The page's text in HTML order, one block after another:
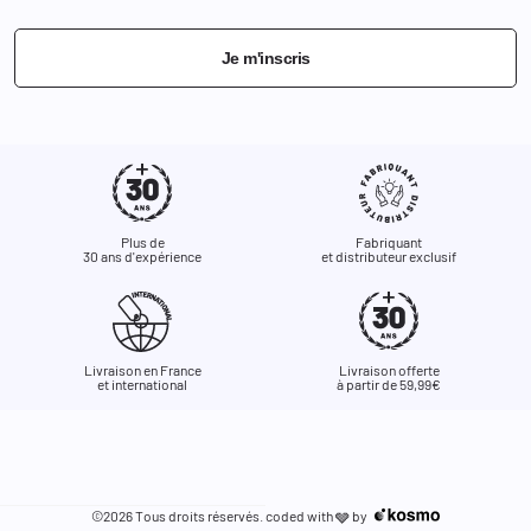
Je m'inscris
Plus de
30 ans d'expérience
Fabriquant
et distributeur exclusif
Livraison en France
et international
Livraison offerte
à partir de 59,99€
©2026 Tous droits réservés. coded with🩶 by